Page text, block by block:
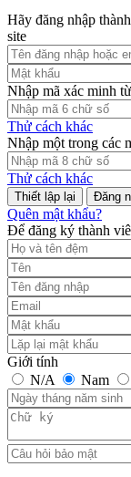
Hãy đăng nhập
site
Nhập mã xác minh
Thử cách khác
Nhập một trong các
Thử cách khác
Đăng
Quên mật khẩu?
Để đăng ký thành
Giới tính
N/A
Nam